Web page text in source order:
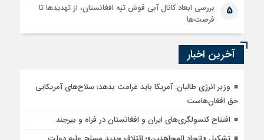
5
بررسی ابعاد کانال آبی قوش تپه افغانستان، از تهدیدها تا
فرصت‌ها
آخرین اخبار
وزیر انرژی طالبان: آمریکا باید غرامت بدهد؛ سلاح‌های آمریکایی
حق افغان‌هاست
افتتاح کنسولگری‌های ایران و افغانستان در فراه و بیرجند